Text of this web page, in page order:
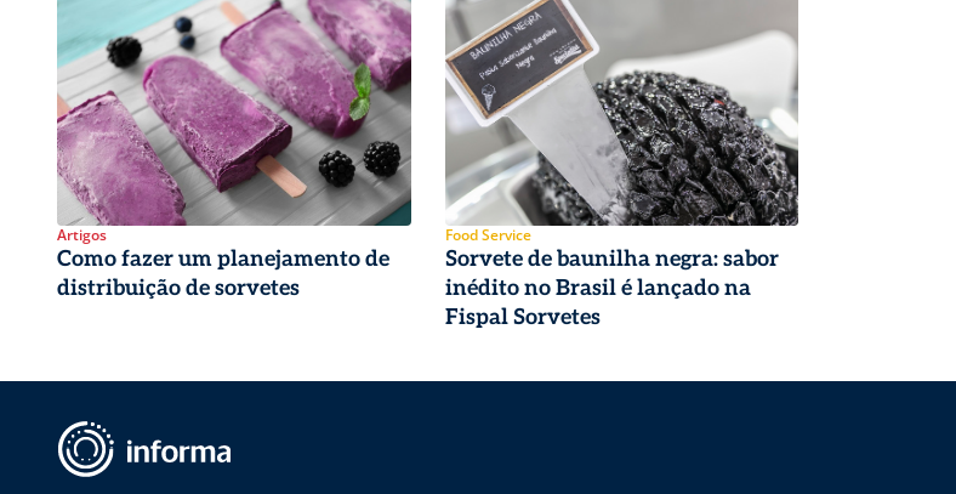
Artigos
Como fazer um planejamento de
distribuição de sorvetes
Food Service
Sorvete de baunilha negra: sabor
inédito no Brasil é lançado na
Fispal Sorvetes